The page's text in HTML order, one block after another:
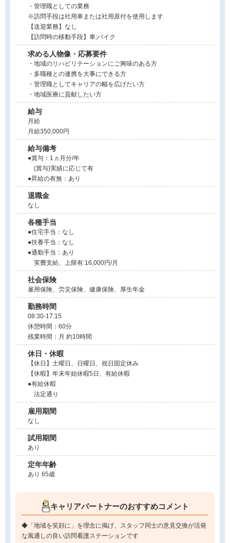
・管理職としての業務
※訪問手段は社用車または社用原付を使用します
【送迎業務】なし
【訪問時の移動手段】車;バイク
求める人物像・応募要件
・地域のリハビリテーションにご興味のある方
・多職種との連携を大事にできる方
・管理職としてキャリアの幅を広げたい方
・地域医療に貢献したい方
給与
月給
月給350,000円
給与備考
●賞与：1ヵ月分/年
(賞与)実績に応じて有
●昇給の有無：あり
退職金
なし
各種手当
●住宅手当：なし
●扶養手当：なし
●通勤手当：あり
実費支給、上限有:16,000円/月
社会保険
雇用保険、労災保険、健康保険、厚生年金
勤務時間
08:30-17:15
休憩時間：60分
残業時間：月 約10時間
休日・休暇
【休日】土曜日、日曜日、祝日固定休み
【休暇】年末年始休暇5日、有給休暇
●有給休暇
法定通り
雇用期間
なし
試用期間
あり
定年年齢
あり 65歳
キャリアパートナーのおすすめコメント
◆「地域を笑顔に」を理念に掲げ、スタッフ同士の意見交換が活発
な風通しの良い訪問看護ステーションです